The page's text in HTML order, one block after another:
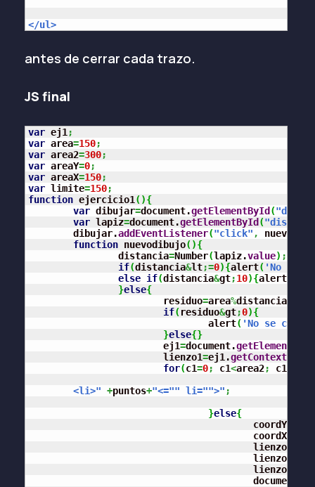
</ul>
antes de cerrar cada trazo.
JS final
var ej1 ;
var area=150;
var area2=300;
var areaY=0;
var areaX=150;
var limite=150;
function ejercicio1 ( ){
var dibujar=document.getElementById (
var lapiz=document.getElementById (
	dibujar.
addEventListener("click" ,
function nuevodibujo( ){
		distancia
=Number(lapiz.value) ;
if(distancia&lt;=0){alert( 'No
else if(distancia&gt;10){alert
}else{
			residuo
=area%distancia
if( residuo&gt;0){
				alert
( 'No se
}else{}
			ej1
=document.getElementById
			lienzo1
=ej1.getContext
for(c1=0; c1<area2; c1
<li>" +puntos+"<="" li="">" ;
}else{
		 			coordY
					coordX
					lienzo1.
					lienzo1.
					lienzo1.
					document.